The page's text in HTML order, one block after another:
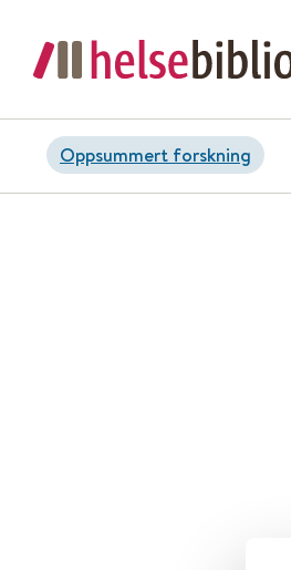
Oppsummert forskning